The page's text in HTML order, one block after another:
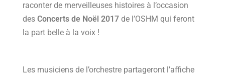
raconter de merveilleuses histoires à l’occasion
des Concerts de Noël 2017 de l’OSHM qui feront
la part belle à la voix !
Les musiciens de l’orchestre partageront l’affiche